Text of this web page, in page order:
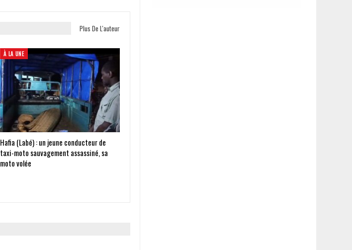
Plus De L'auteur
À LA UNE
Hafia (Labé) : un jeune conducteur de
taxi-moto sauvagement assassiné, sa
moto volée